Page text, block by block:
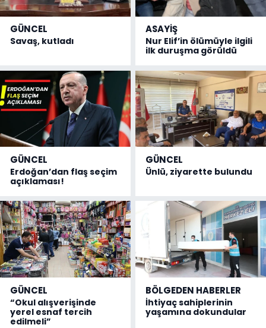
GÜNCEL
Savaş, kutladı
ASAYİŞ
Nur Elif’in ölümüyle ilgili
ilk duruşma görüldü
GÜNCEL
Erdoğan’dan flaş seçim
açıklaması!
GÜNCEL
Ünlü, ziyarette bulundu
GÜNCEL
“Okul alışverişinde
yerel esnaf tercih
edilmeli”
BÖLGEDEN HABERLER
İhtiyaç sahiplerinin
yaşamına dokundular